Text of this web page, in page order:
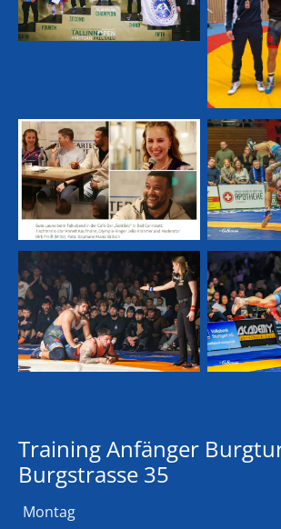
Training Anfänger
Burgstrasse 35
Montag